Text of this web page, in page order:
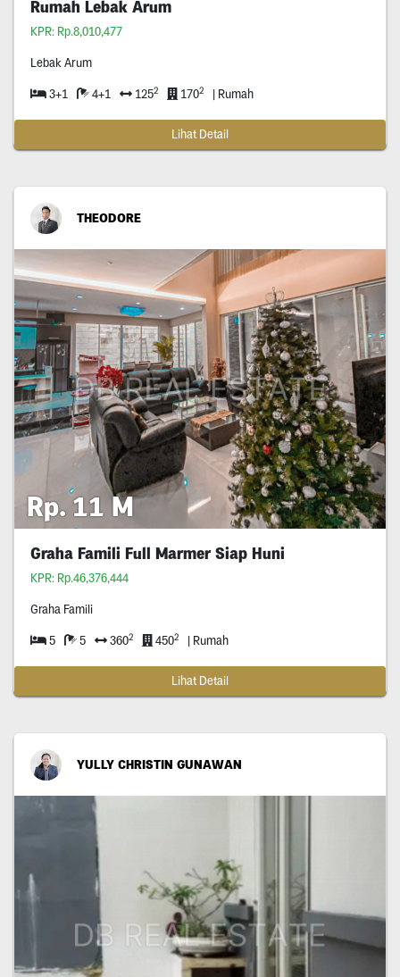
Rumah Lebak Arum
KPR: Rp.8,010,477
Lebak Arum
3+1 4+1 1252 1702 | Rumah
Lihat Detail
THEODORE
Rp. 11 M
Graha Famili Full Marmer Siap Huni
KPR: Rp.46,376,444
Graha Famili
5 5 3602 4502 | Rumah
Lihat Detail
YULLY CHRISTIN GUNAWAN